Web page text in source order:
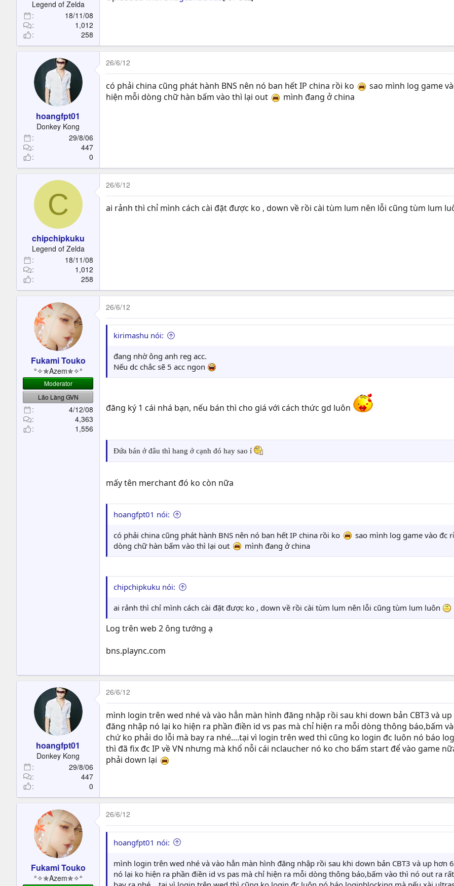
Legend of Zelda
18/11/08
1,012
258
hoangfpt01
Donkey Kong
29/8/06
447
0
26/6/12
có phải china cũng phát hành BNS nên nó ban hết IP china rồi ko
sao mình log game
hiện mỗi dòng chữ hàn bấm vào thì lại out
mình đang ở china
C
chipchipkuku
Legend of Zelda
18/11/08
1,012
258
26/6/12
ai rảnh thì chỉ mình cách cài đặt được ko , down về rồi cài tùm lum nên lỗi cũng tùm lum
Fukami Touko
°✧✯Azem✯✧°
Moderator
Lão Làng GVN
4/12/08
4,363
1,556
26/6/12
kirimashu nói:
đang nhờ ông anh reg acc.
Nếu dc chắc sẽ 5 acc ngon
đăng ký 1 cái nhá bạn, nếu bán thì cho giá với cách thức gd luôn
Đứa bán ở đâu thì hang ở cạnh đó hay sao í
mấy tên merchant đó ko còn nữa
hoangfpt01 nói:
có phải china cũng phát hành BNS nên nó ban hết IP china rồi ko
sao mình log game vào đc
dòng chữ hàn bấm vào thì lại out
mình đang ở china
chipchipkuku nói:
ai rảnh thì chỉ mình cách cài đặt được ko , down về rồi cài tùm lum nên lỗi cũng tùm lum luôn
Log trên web 2 ông tướng ạ
bns.plaync.com
hoangfpt01
Donkey Kong
29/8/06
447
0
26/6/12
mình login trên wed nhé và vào hẳn màn hình đăng nhập rồi sau khi down bản CBT3 và
đăng nhập nó lại ko hiện ra phần điền id vs pas mà chỉ hiện ra mỗi dòng thông báo,bấm
chứ ko phải do lỗi mà bay ra nhé....tại vì login trên wed thì cũng ko login đc luôn nó báo
thì đã fix đc IP về VN nhưng mà khổ nỗi cái nclaucher nó ko cho bấm start để vào game
phải down lại
Fukami Touko
°✧✯Azem✯✧°
26/6/12
hoangfpt01 nói:
mình login trên wed nhé và vào hẳn màn hình đăng nhập rồi sau khi down bản CBT3 và up hơn
nó lại ko hiện ra phần điền id vs pas mà chỉ hiện ra mỗi dòng thông báo,bấm vào thì nó out ra